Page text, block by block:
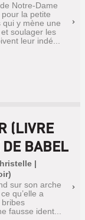
Notre-Dame
la petite
y mène une
soulager les
leur indé...
(LIVRE
BABEL
|
sur son arche
qu’elle a
fausse ident...